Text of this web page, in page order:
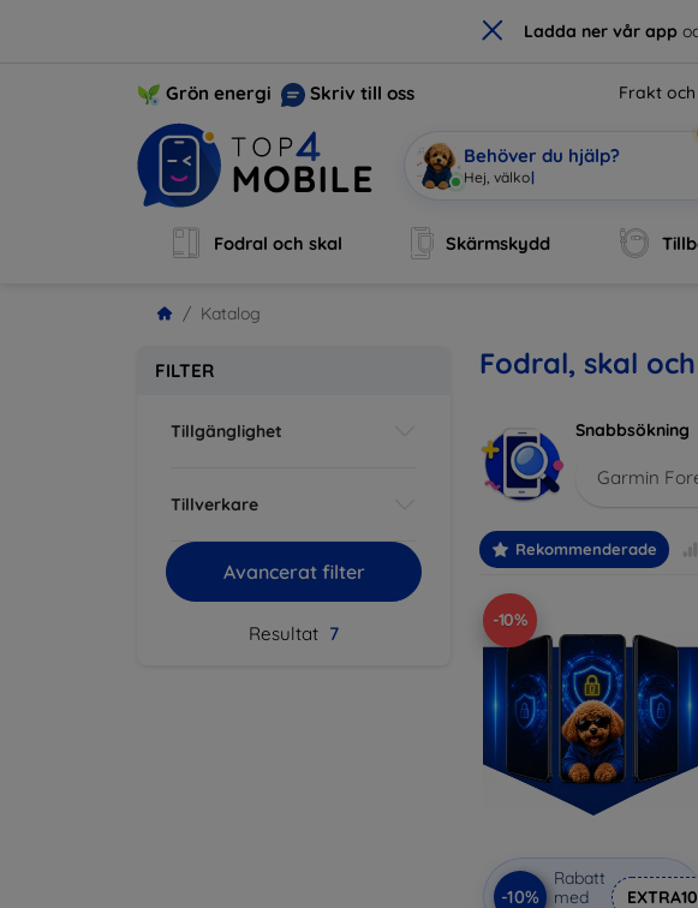
× Ladda ner vår app
Grön energi Skriv till oss Frakt
Behöver du hjälp?
Jag ä|
Fodral och skal Skärmskydd
Katalog
FILTER
Tillgänglighet
Tillverkare
Avancerat filter
Resultat 7
Fodral, skal
Snabbsökning
Garmin
Rekommenderade
-10%
-10%
Rabatt
med
EXTRA10